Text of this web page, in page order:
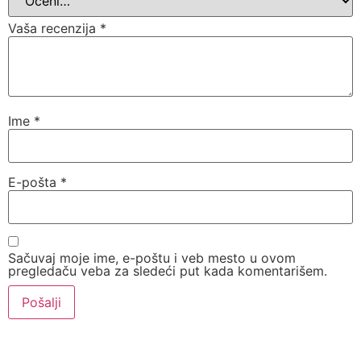
Vaša recenzija *
Ime *
E-pošta *
Sačuvaj moje ime, e-poštu i veb mesto u ovom
pregledaču veba za sledeći put kada komentarišem.